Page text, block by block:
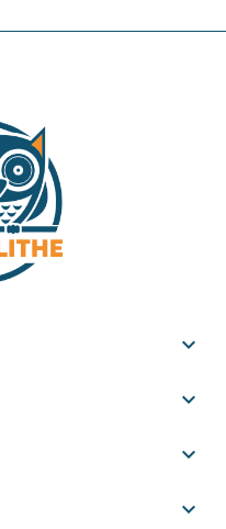
keyboard_arrow_down


